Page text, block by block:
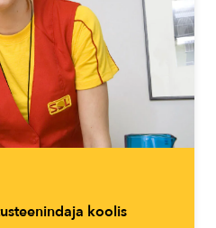
koolis